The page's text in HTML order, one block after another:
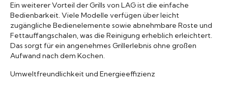
Ein weiterer Vorteil der Grills von LAG ist die einfache
Bedienbarkeit. Viele Modelle verfügen über leicht
zugängliche Bedienelemente sowie abnehmbare Roste und
Fettauffangschalen, was die Reinigung erheblich erleichtert.
Das sorgt für ein angenehmes Grillerlebnis ohne großen
Aufwand nach dem Kochen.
Umweltfreundlichkeit und Energieeffizienz